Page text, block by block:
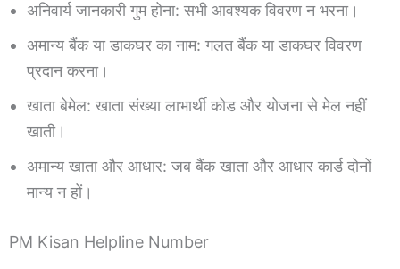
अनिवार्य जानकारी गुम होना: सभी आवश्यक विवरण न भरना।
अमान्य बैंक या डाकघर का नाम: गलत बैंक या डाकघर विवरण
प्रदान करना।
खाता बेमेल: खाता संख्या लाभार्थी कोड और योजना से मेल नहीं
खाती।
अमान्य खाता और आधार: जब बैंक खाता और आधार कार्ड दोनों
मान्य न हों।
PM Kisan Helpline Number